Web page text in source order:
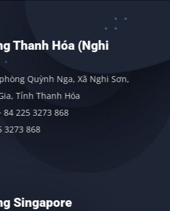
Thanh Hóa (Nghi
Quỳnh Nga, Xã Nghi Sơn,
Tỉnh Thanh Hóa
225 3273 868
868
Singapore